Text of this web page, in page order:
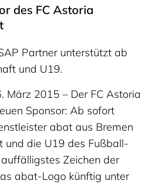
des FC Astoria
Partner unterstützt ab
und U19.
März 2015 – Der FC Astoria
Sponsor: Ab sofort
abat aus Bremen
und die U19 des Fußball-
Zeichen der
abat-Logo künftig unter